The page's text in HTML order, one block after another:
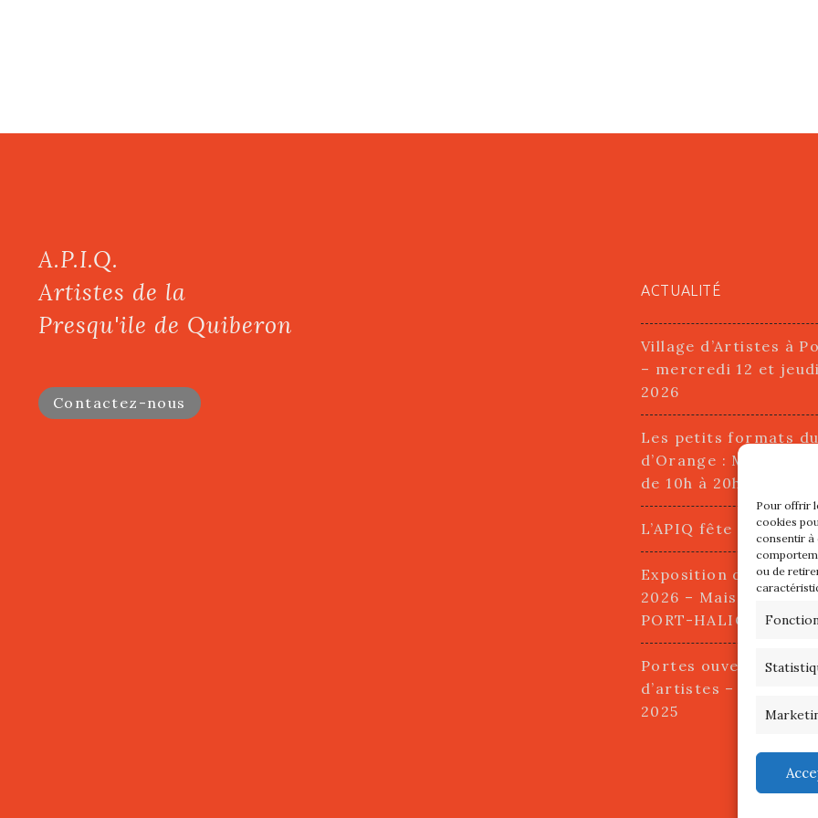
Pour offrir
cookies
consentir à
ou de
A.P.I.Q.
Artistes de la
Presqu'ile de Quiberon
Contactez-nous
ACTUALITÉ
Village d’Artistes à
– mercredi 12 et
2026
Les petits formats
d’Orange : Mercredi
de 10h à 20h
L’APIQ fête ses 10
Exposition du 20
2026 – Maison du
PORT-HALIGUEN –
Portes ouvertes des
d’artistes – 13 et 14
2025